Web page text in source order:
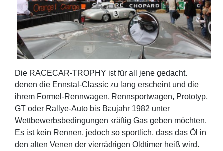
Die RACECAR-TROPHY ist für all jene gedacht,
denen die Ennstal-Classic zu lang erscheint und die
ihrem Formel-Rennwagen, Rennsportwagen, Prototyp,
GT oder Rallye-Auto bis Baujahr 1982 unter
Wettbewerbsbedingungen kräftig Gas geben möchten.
Es ist kein Rennen, jedoch so sportlich, dass das Öl in
den alten Venen der vierrädrigen Oldtimer heiß wird.